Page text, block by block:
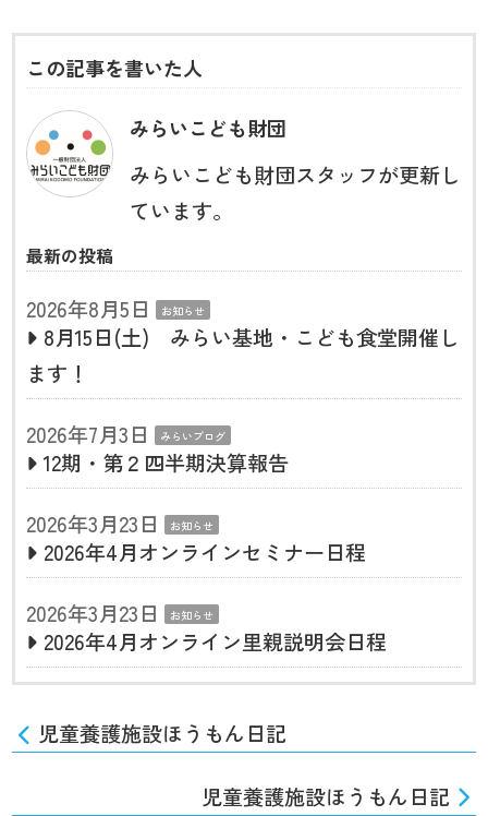
この記事を書いた人
みらいこども財団
みらいこども財団スタッフが更新し
ています。
最新の投稿
2026年8月5日 お知らせ
8月15日(土) みらい基地・こども食堂開催し
ます！
2026年7月3日
みらいブログ
12期・第２四半期決算報告
2026年3月23日
お知らせ
2026年4月オンラインセミナー日程
2026年3月23日
お知らせ
2026年4月オンライン里親説明会日程
児童養護施設ほうもん日記
児童養護施設ほうもん日記